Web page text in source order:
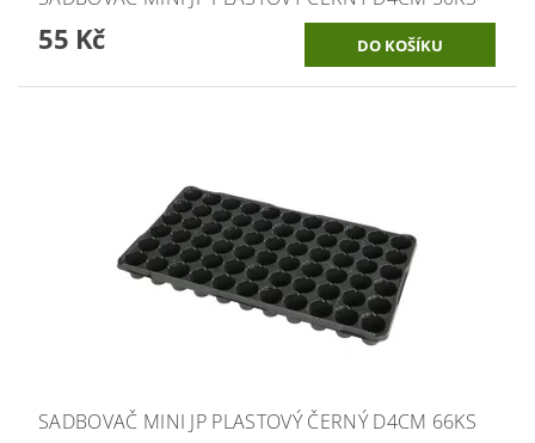
55 Kč
SADBOVAČ MINI JP PLASTOVÝ ČERNÝ D4CM 66KS